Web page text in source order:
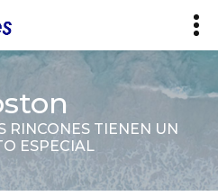
RINCONES TIENEN UN
ESPECIAL